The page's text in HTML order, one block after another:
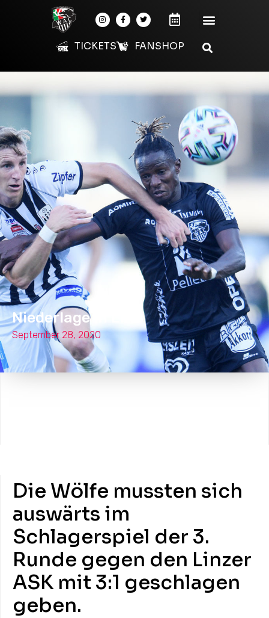
TICKETS FANSHOP
Niederlage in Linz
September 28, 2020
Die Wölfe mussten sich
auswärts im
Schlagerspiel der 3.
Runde gegen den Linzer
ASK mit 3:1 geschlagen
geben.